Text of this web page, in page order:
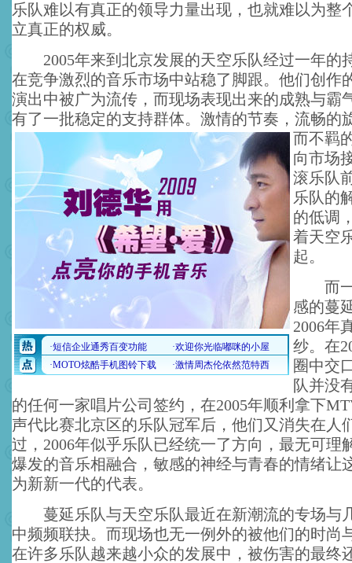
乐队难以有真正的领导力量出现，也就难以为整
立真正的权威。
2005年来到北京发展的天空乐队经过一年的
在竞争激烈的音乐市场中站稳了脚跟。他们创作
演出中被广为流传，而现场表现出来的成熟与霸
有了一批稳定的支持群体。 激情的节奏，流畅的
而不羁
向市场
滚乐队
乐队的
的低调
着天空
起。
而一
感的蔓
2006年
纱。在
圈中交
队并没
的任何一家唱片公司签约，在2005年顺利拿下
声代比赛北京区的乐队冠军后，他们又消失在人
过，2006年似乎乐队已经统一了方向，最无可理
爆发的音乐相融合，敏感的神经与青春的情绪让
为新新一代的代表。
蔓延乐队与天空乐队最近在新潮流的专场与
中频频联抉。而现场也无一例外的被他们的时尚
在许多乐队越来越小众的发展中，被伤害的最终